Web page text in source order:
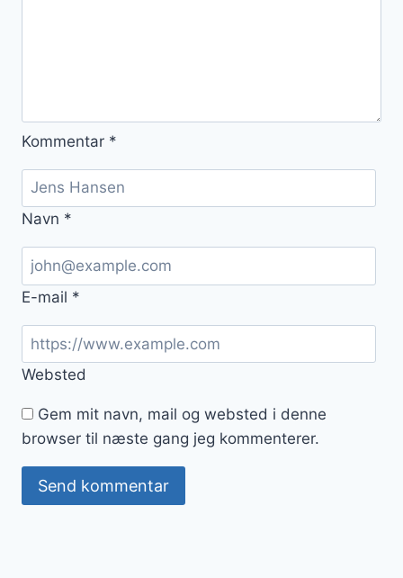
Kommentar *
Navn *
E-mail *
Websted
Gem mit navn, mail og websted i denne
browser til næste gang jeg kommenterer.